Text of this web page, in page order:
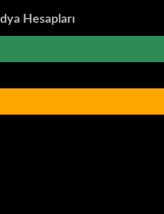
Hesapları